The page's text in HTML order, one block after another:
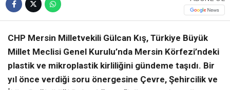
CHP Mersin Milletvekili Gülcan Kış, Türkiye Büyük
Millet Meclisi Genel Kurulu’nda Mersin Körfezi’ndeki
plastik ve mikroplastik kirliliğini gündeme taşıdı. Bir
yıl önce verdiği soru önergesine Çevre, Şehircilik ve